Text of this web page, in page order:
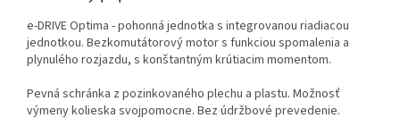
e-DRIVE Optima - pohonná jednotka s integrovanou riadiacou
jednotkou. Bezkomutátorový motor s funkciou spomalenia a
plynulého rozjazdu, s konštantným krútiacim momentom.
Pevná schránka z pozinkovaného plechu a plastu. Možnosť
výmeny kolieska svojpomocne. Bez údržbové prevedenie.